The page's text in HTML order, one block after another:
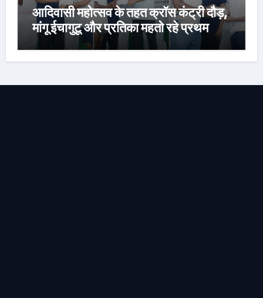
आदिवासी महोत्सव के तहत क्रॉस कंट्री दौड़,
मांगू ईचागुटू और प्रतिका महतो रहे प्रथम